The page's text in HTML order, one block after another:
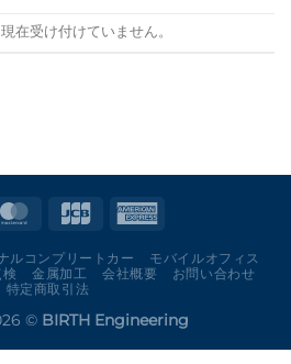
在受け付けていません。
ルコンプリートカー
モバイルオフィス
金属加工 会社概要
お問い合わせ
特定商取引法
© BIRTH Engineering